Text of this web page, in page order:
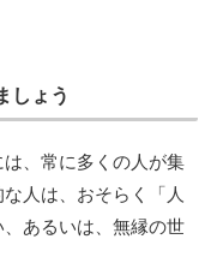
しょう
、常に多くの人が集
人は、おそらく「人
あるいは、無縁の世